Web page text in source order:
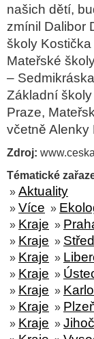
našich dětí,
zmínil Dalibor
školy
Mateřské
–
Základní
Praze,
včetně
Zdroj:
Tématické
» Aktuality
» Více »
» Kraje »
» Kraje »
» Kraje »
» Kraje »
» Kraje »
» Kraje »
» Kraje »